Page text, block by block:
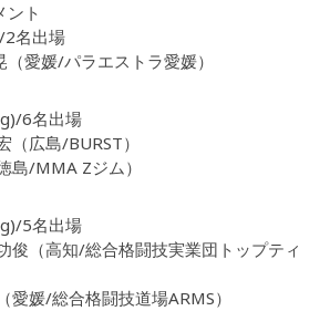
ト
名出場
媛/パラエストラ愛媛）
6名出場
広島/BURST）
/MMA Zジム）
5名出場
高知/総合格闘技実業団トップティ
媛/総合格闘技道場ARMS）